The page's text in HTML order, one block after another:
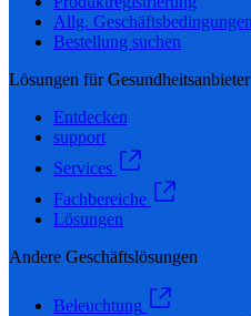
Allg. Geschäftsbedingungen
Bestellung suchen
Lösungen für Gesundheitsanbieter
Entdecken
support
Services
Fachbereiche
Lösungen
Andere Geschäftslösungen
Beleuchtung